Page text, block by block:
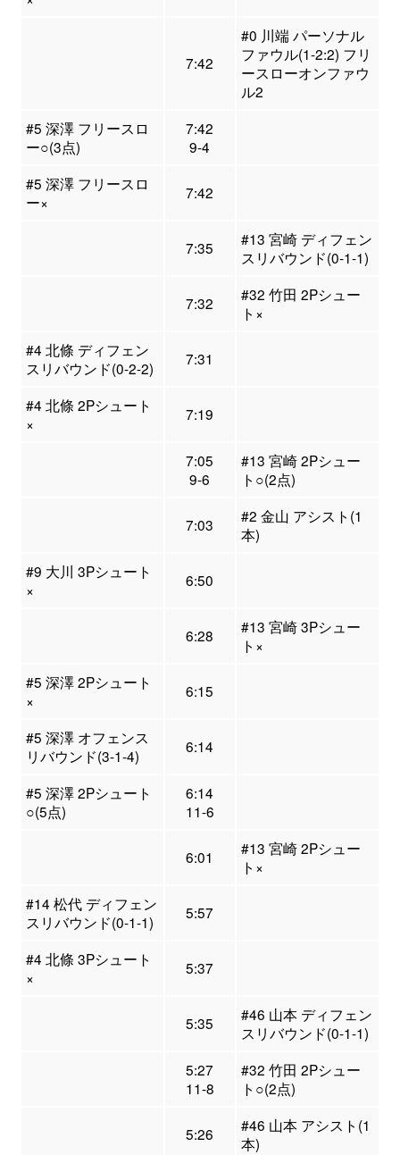
7:42
#0 川端 パーソナル
ファウル(1-2:2) フリ
ースローオンファウ
ル2
#5 深澤 フリースロ
ー○(3点)
7:42
9-4
#5 深澤 フリースロ
ー×
7:42
7:35
#13 宮崎 ディフェン
スリバウンド(0-1-1)
7:32
#32 竹田 2Pシュー
ト×
#4 北條 ディフェン
スリバウンド(0-2-2)
7:31
#4 北條 2Pシュート
×
7:19
7:05
9-6
#13 宮崎 2Pシュー
ト○(2点)
7:03
#2 金山 アシスト(1
本)
#9 大川 3Pシュート
×
6:50
6:28
#13 宮崎 3Pシュー
ト×
#5 深澤 2Pシュート
×
6:15
#5 深澤 オフェンス
リバウンド(3-1-4)
6:14
#5 深澤 2Pシュート
○(5点)
6:14
11-6
6:01
#13 宮崎 2Pシュー
ト×
#14 松代 ディフェン
スリバウンド(0-1-1)
5:57
#4 北條 3Pシュート
×
5:37
5:35
#46 山本 ディフェン
スリバウンド(0-1-1)
5:27
11-8
#32 竹田 2Pシュー
ト○(2点)
5:26
#46 山本 アシスト(1
本)